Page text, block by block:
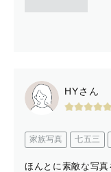
HYさん
家族写真 七五三
ほんとに素敵な写真